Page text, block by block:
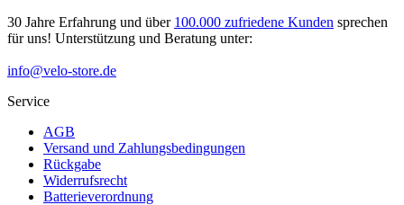
30 Jahre Erfahrung und über 100.000 zufriedene Kunden sprechen
für uns! Unterstützung und Beratung unter:
info@velo-store.de
Service
AGB
Versand und Zahlungsbedingungen
Rückgabe
Widerrufsrecht
Batterieverordnung